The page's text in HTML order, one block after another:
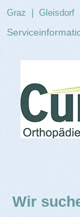
Graz Gleisdorf
Wir